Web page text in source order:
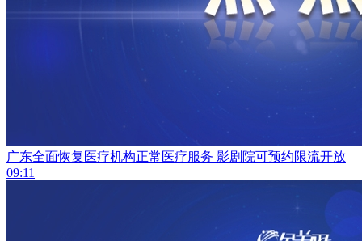
广东全面恢复医疗机构正常医疗服务 影剧院可预约限流开放
09:11